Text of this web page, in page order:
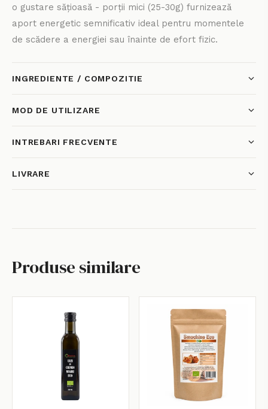
o gustare sățioasă - porții mici (25-30g) furnizează
aport energetic semnificativ ideal pentru momentele
de scădere a energiei sau înainte de efort fizic.
INGREDIENTE / COMPOZITIE
MOD DE UTILIZARE
INTREBARI FRECVENTE
LIVRARE
Produse similare